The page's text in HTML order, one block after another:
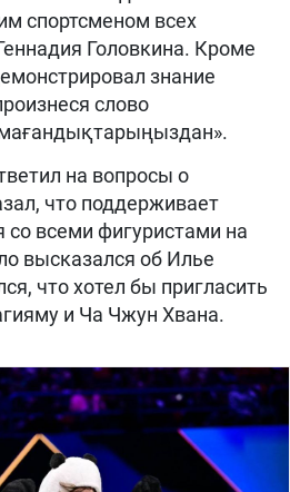
спортсменом всех
Головкина. Кроме
знание
слово
на вопросы о
что поддерживает
всеми фигуристами на
высказался об Илье
что хотел бы пригласить
и Ча Чжун Хвана.